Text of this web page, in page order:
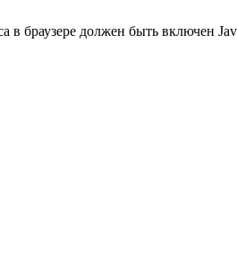
в браузере должен быть включен